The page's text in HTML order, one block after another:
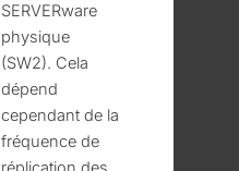
SERVERware
physique
(SW2). Cela
dépend
cependant de la
fréquence de